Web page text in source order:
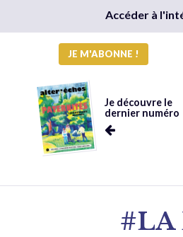
Accéder à
JE M'ABONNE !
Je découvre le
dernier numéro
#LA